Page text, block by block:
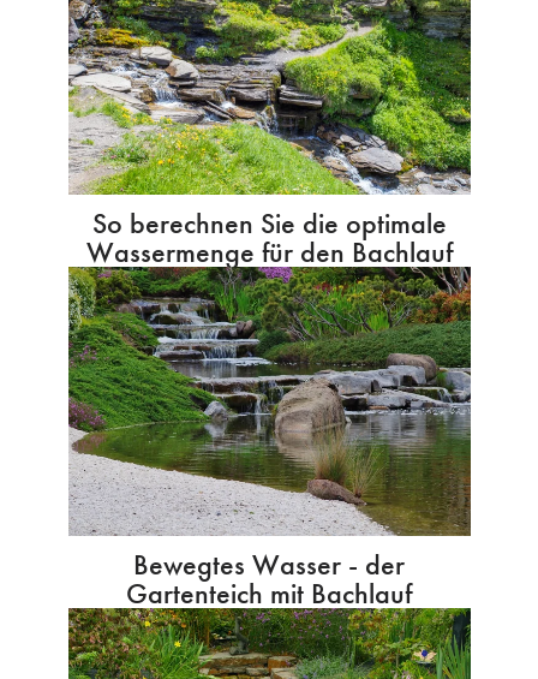
So berechnen Sie die optimale
Wassermenge für den Bachlauf
Bewegtes Wasser - der
Gartenteich mit Bachlauf